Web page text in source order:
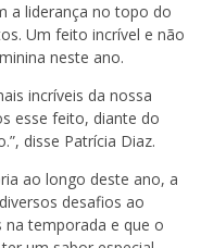
a liderança no topo do
Um feito incrível e não
neste ano.
incríveis da nossa
esse feito, diante do
disse Patrícia Diaz.
ao longo deste ano, a
desafios ao
temporada e que o